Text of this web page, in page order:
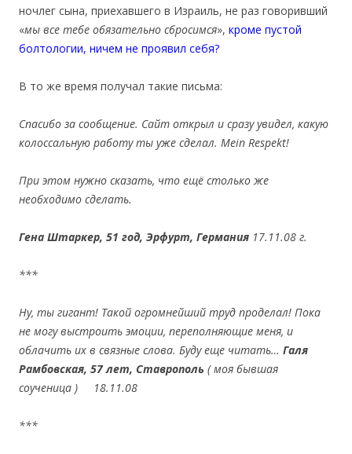
ночлег сына, приехавшего в Израиль, не раз говоривший
«мы все тебе обязательно сбросимся», кроме пустой
болтологии, ничем не проявил себя?
В то же время получал такие письма:
Спасибо за сообщение. Сайт открыл и сразу увидел, какую
колоссальную работу ты уже сделал. Mein Respekt!
При этом нужно сказать, что ещё столько же
необходимо сделать.
Гена Штаркер, 51 год, Эрфурт, Германия 17.11.08 г.
***
Ну, ты гигант! Такой огромнейший труд проделал! Пока
не могу выстроить эмоции, переполняющие меня, и
облачить их в связные слова. Буду еще читать… Галя
Рамбовская, 57 лет, Ставрополь ( моя бывшая
соученица )
18.11.08
***